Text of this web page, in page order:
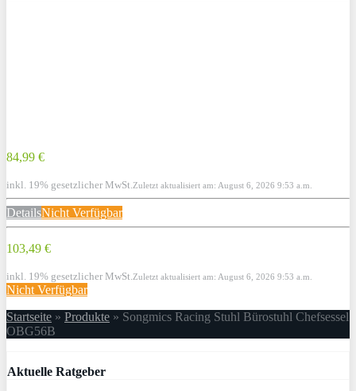
84,99 €
inkl. 19% gesetzlicher MwSt. Zuletzt aktualisiert am: August 6, 2026 9:53 a.m.
DetailsNicht Verfügbar
103,49 €
inkl. 19% gesetzlicher MwSt. Zuletzt aktualisiert am: August 6, 2026 9:53 a.m.
Nicht Verfügbar
Startseite » Produkte » Songmics Racing Stuhl Bürostuhl Chefsessel
OBG56B
Aktuelle Ratgeber